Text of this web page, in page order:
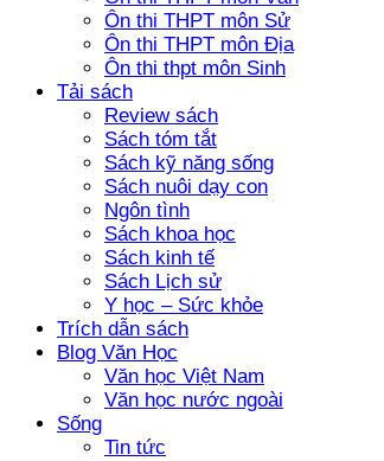
Ôn thi THPT môn Sử
Ôn thi THPT môn Địa
Ôn thi thpt môn Sinh
Tải sách
Review sách
Sách tóm tắt
Sách kỹ năng sống
Sách nuôi dạy con
Ngôn tình
Sách khoa học
Sách kinh tế
Sách Lịch sử
Y học – Sức khỏe
Trích dẫn sách
Blog Văn Học
Văn học Việt Nam
Văn học nước ngoài
Sống
Tin tức